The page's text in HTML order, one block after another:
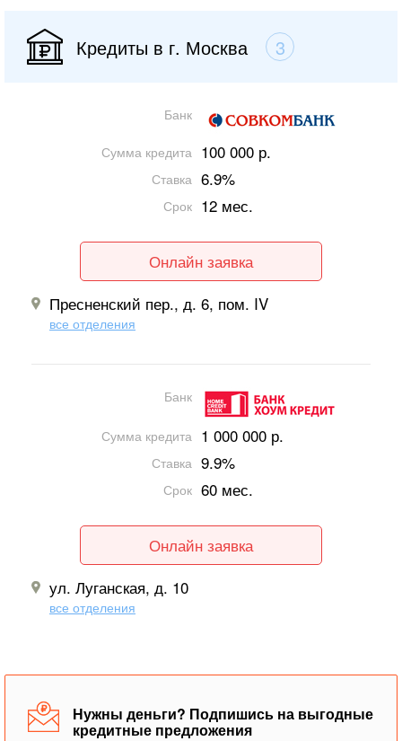
Кредиты в г. Москва 3
Банк
Сумма кредита 100 000 р.
Ставка 6.9%
Срок 12 мес.
Онлайн заявка
Пресненский пер., д. 6, пом. IV
все отделения
Банк
Сумма кредита 1 000 000 р.
Ставка 9.9%
Срок 60 мес.
Онлайн заявка
ул. Луганская, д. 10
все отделения
Нужны деньги? Подпишись на выгодные
кредитные предложения